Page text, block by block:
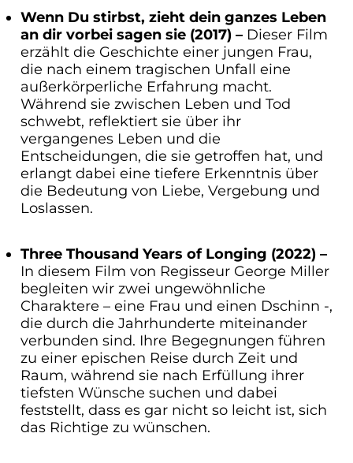
Wenn Du stirbst, zieht dein ganzes Leben
an dir vorbei sagen sie (2017) – Dieser Film
erzählt die Geschichte einer jungen Frau,
die nach einem tragischen Unfall eine
außerkörperliche Erfahrung macht.
Während sie zwischen Leben und Tod
schwebt, reflektiert sie über ihr
vergangenes Leben und die
Entscheidungen, die sie getroffen hat, und
erlangt dabei eine tiefere Erkenntnis über
die Bedeutung von Liebe, Vergebung und
Loslassen.
Three Thousand Years of Longing (2022) –
In diesem Film von Regisseur George Miller
begleiten wir zwei ungewöhnliche
Charaktere – eine Frau und einen Dschinn -,
die durch die Jahrhunderte miteinander
verbunden sind. Ihre Begegnungen führen
zu einer epischen Reise durch Zeit und
Raum, während sie nach Erfüllung ihrer
tiefsten Wünsche suchen und dabei
feststellt, dass es gar nicht so leicht ist, sich
das Richtige zu wünschen.